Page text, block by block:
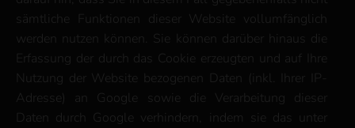
sämtliche Funktionen dieser Website vollumfänglich
werden nutzen können. Sie können darüber hinaus die
Erfassung der durch das Cookie erzeugten und auf Ihre
Nutzung der Website bezogenen Daten (inkl. Ihrer IP-
Adresse) an Google sowie die Verarbeitung dieser
Daten durch Google verhindern, indem sie das unter